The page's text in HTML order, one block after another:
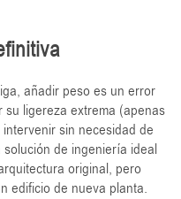
añadir peso es un error
ligereza extrema (apenas
sin necesidad de
de ingeniería ideal
original, pero
edificio de nueva planta.